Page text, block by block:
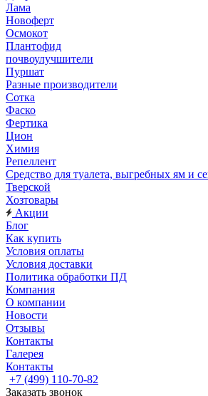
Лама
Новоферт
Осмокот
Плантофид
почвоулучшители
Пуршат
Разные производители
Сотка
Фаско
Фертика
Цион
Химия
Репеллент
Средство для туалета, выгребных ям и
Тверской
Хозтовары
Акции
Блог
Как купить
Условия оплаты
Условия доставки
Политика обработки ПД
Компания
О компании
Новости
Отзывы
Контакты
Галерея
Контакты
+7 (499) 110-70-82
Заказать звонок